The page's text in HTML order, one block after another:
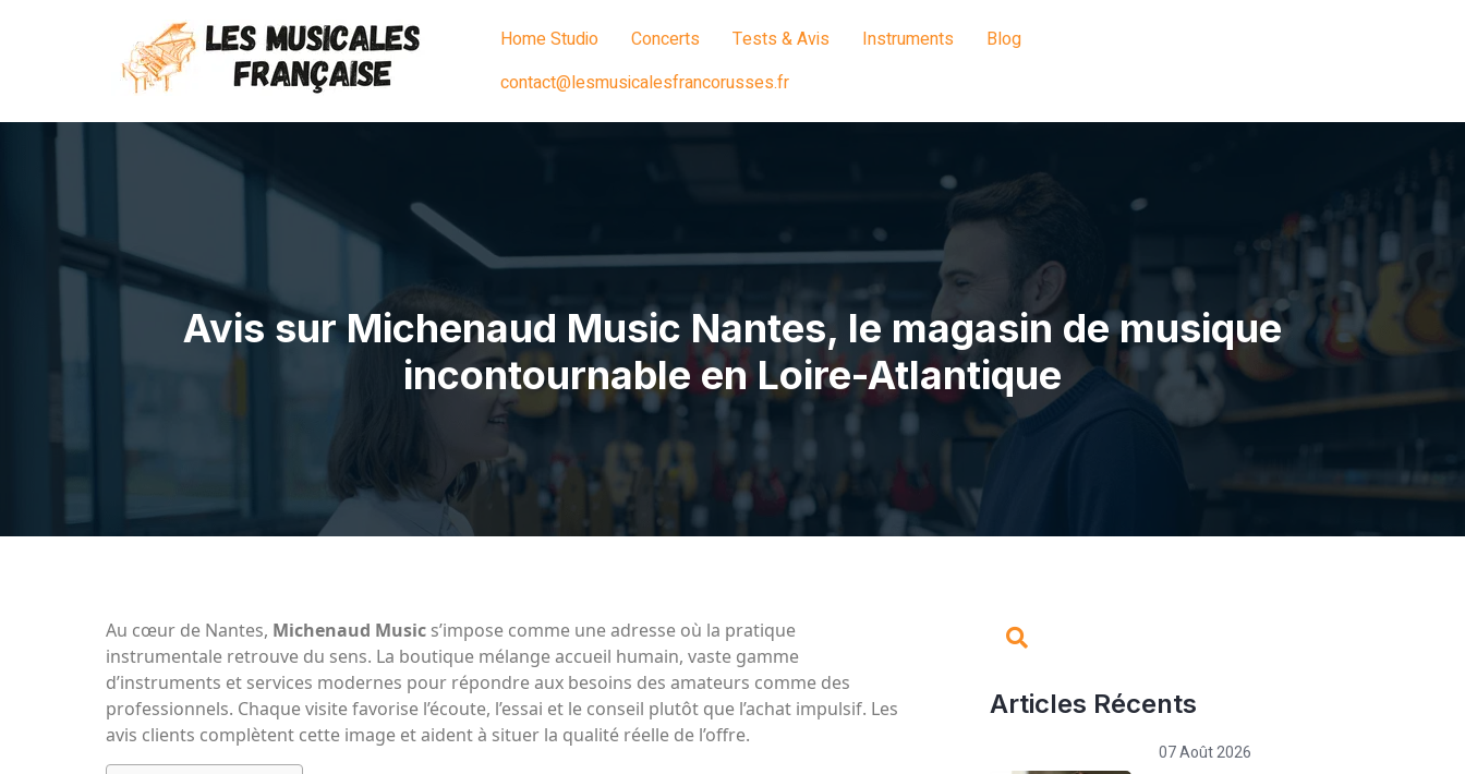
Home Studio Concerts Tests & Avis Instruments
Blog
contact@lesmusicalesfrancorusses.fr
Avis sur Michenaud Music Nantes, le magasin de musique
incontournable en Loire-Atlantique
Au cœur de Nantes, Michenaud Music s’impose comme une adresse où la pratique
instrumentale retrouve du sens. La boutique mélange accueil humain, vaste gamme
d’instruments et services modernes pour répondre aux besoins des amateurs comme des
professionnels. Chaque visite favorise l’écoute, l’essai et le conseil plutôt que l’achat impulsif. Les
avis clients complètent cette image et aident à situer la qualité réelle de l’offre.
Articles Récents
07 Août 2026